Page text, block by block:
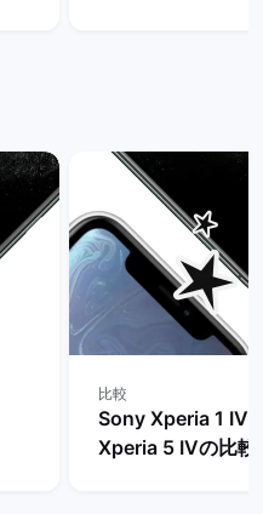
比較
Sony Xperia 1 IV
Xperia 5 IVの比較